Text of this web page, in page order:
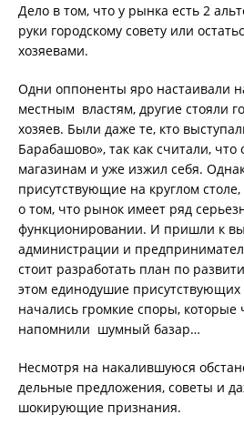
Дело в том, что у рынка есть 2
руки городскому совету или
хозяевами.
Одни оппоненты яро настаивали
местным властям, другие стояли
хозяев. Были даже те, кто
Барабашово», так как считали,
магазинам и уже изжил себя.
присутствующие на круглом
о том, что рынок имеет ряд
функционировании. И пришли к
администрации и
стоит разработать план по
этом единодушие присутствующих
начались громкие споры, которые
напомнили шумный базар…
Несмотря на накалившуюся
дельные предложения, советы и
шокирующие признания.